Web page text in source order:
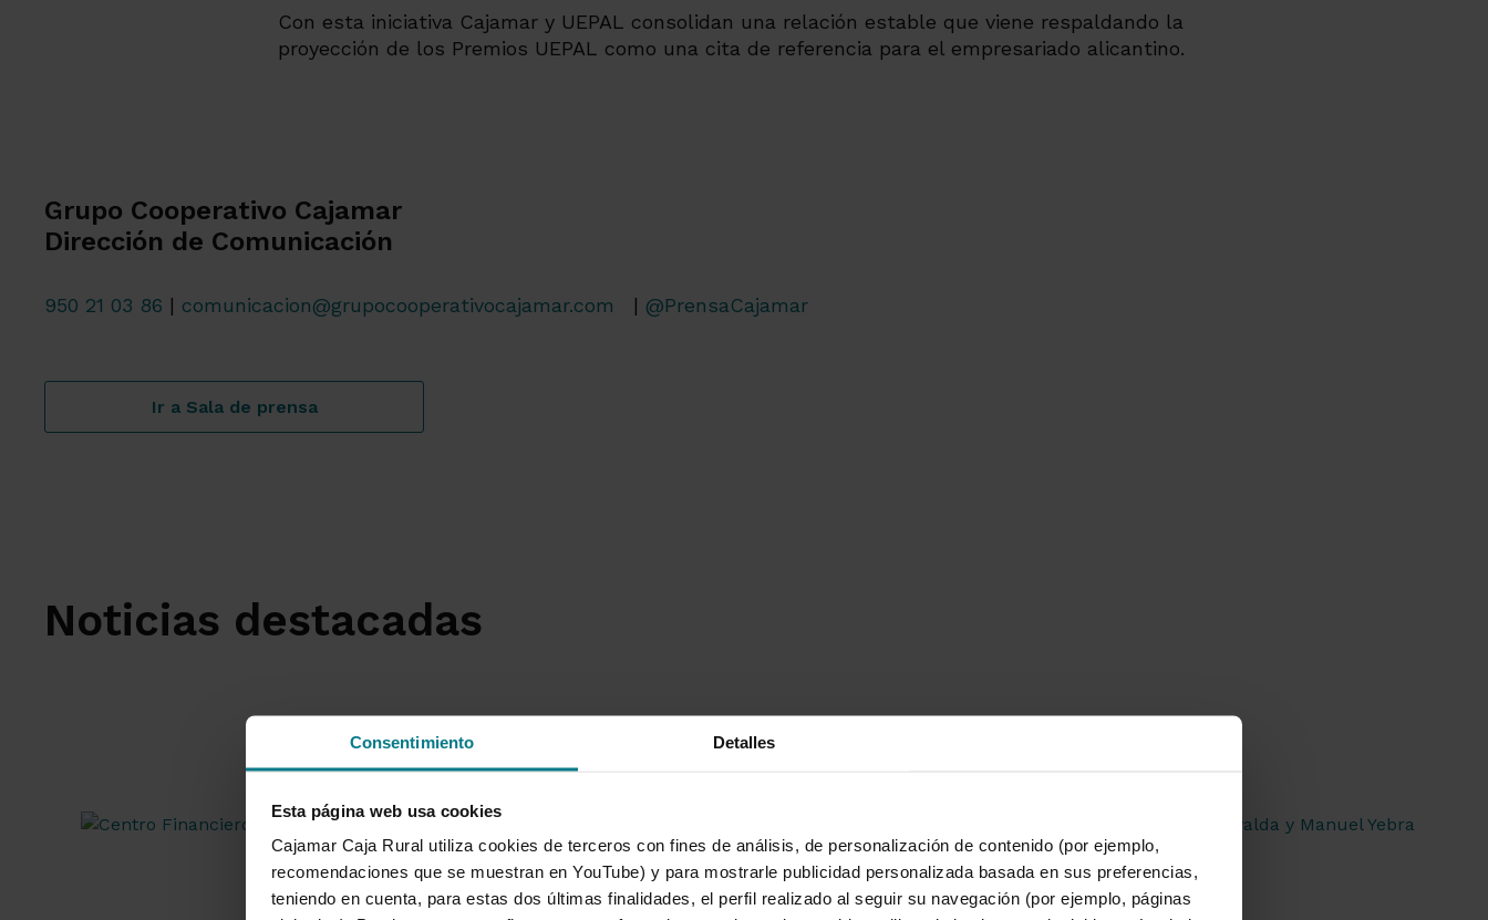
Consentimiento Detalles
Esta página web usa cookies
Cajamar Caja Rural utiliza cookies de terceros con fines de análisis, de personalización de contenido (por ejemplo,
recomendaciones que se muestran en YouTube) y para mostrarle publicidad personalizada basada en sus preferencias,
teniendo en cuenta, para estas dos últimas finalidades, el perfil realizado al seguir su navegación (por ejemplo, páginas
Con esta iniciativa Cajamar y UEPAL consolidan una relación estable que viene respaldando la
proyección de los Premios UEPAL como una cita de referencia para el empresariado alicantino.
Grupo Cooperativo Cajamar
Dirección de Comunicación
950 21 03 86 | comunicacion@grupocooperativocajamar.com | @PrensaCajamar
Ir a Sala de prensa
Noticias destacadas